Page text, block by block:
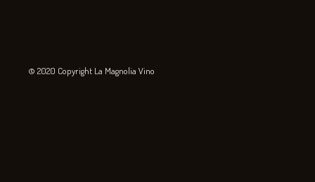
© 2020 Copyright La Magnolia Vino